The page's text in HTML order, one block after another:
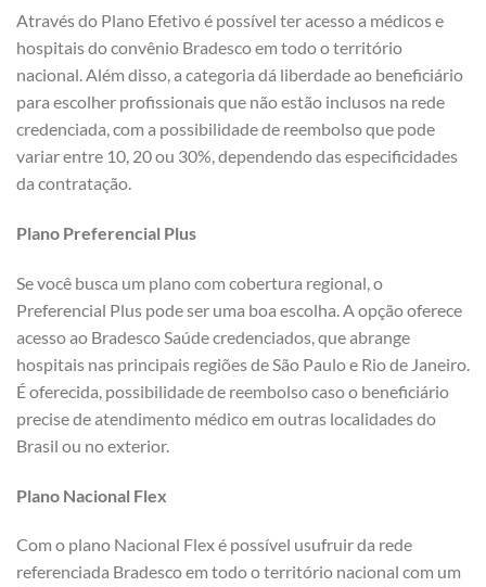
Através do Plano Efetivo é possível ter acesso a médicos e
hospitais do convênio Bradesco em todo o território
nacional. Além disso, a categoria dá liberdade ao beneficiário
para escolher profissionais que não estão inclusos na rede
credenciada, com a possibilidade de reembolso que pode
variar entre 10, 20 ou 30%, dependendo das especificidades
da contratação.
Plano Preferencial Plus
Se você busca um plano com cobertura regional, o
Preferencial Plus pode ser uma boa escolha. A opção oferece
acesso ao Bradesco Saúde credenciados, que abrange
hospitais nas principais regiões de São Paulo e Rio de Janeiro.
É oferecida, possibilidade de reembolso caso o beneficiário
precise de atendimento médico em outras localidades do
Brasil ou no exterior.
Plano Nacional Flex
Com o plano Nacional Flex é possível usufruir da rede
referenciada Bradesco em todo o território nacional com um